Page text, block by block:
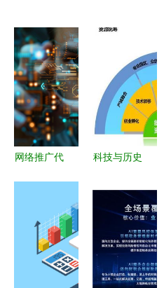
网络推广代
威科技，多
领域营销服
务优选之选
科技与历史
环大学数据
智能小镇引
领特色发展
新范式